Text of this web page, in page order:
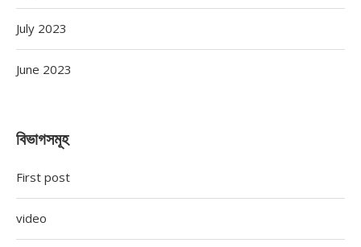
July 2023
June 2023
বিভাগসমূহ
First post
video